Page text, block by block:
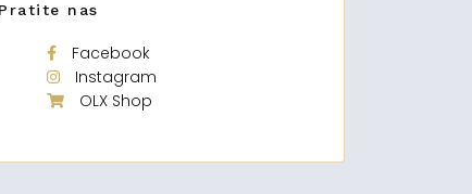
Pratite nas
Facebook
Instagram
OLX Shop